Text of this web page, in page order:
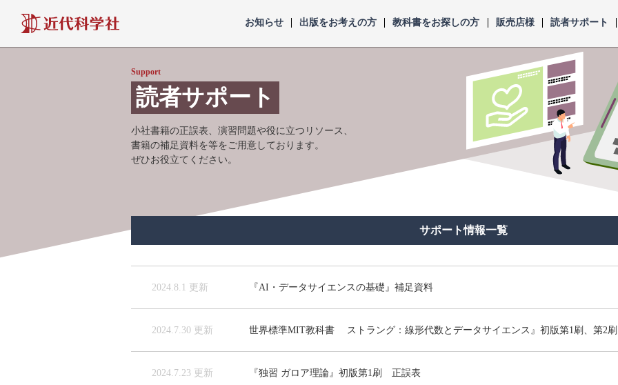
近代科学社
お知らせ 出版をお考えの方 教科書をお探しの方 販売店様 読者サポート
Support
読者サポート
小社書籍の正誤表、演習問題や役に立つリソース、
書籍の補足資料を等をご用意しております。
ぜひお役立てください。
サポート情報一覧
2024.8.1 更新 『AI・データサイエンスの基礎』補足資料
2024.7.30 更新 世界標準MIT教科書 ストラング：線形代数とデータサイエンス』初版第1刷、第2
2024.7.23 更新 『独習 ガロア理論』初版第1刷 正誤表